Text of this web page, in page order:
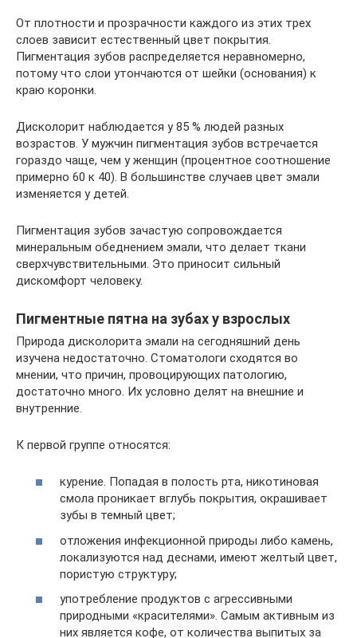
От плотности и прозрачности каждого из этих трех
слоев зависит естественный цвет покрытия.
Пигментация зубов распределяется неравномерно,
потому что слои утончаются от шейки (основания) к
краю коронки.
Дисколорит наблюдается у 85 % людей разных
возрастов. У мужчин пигментация зубов встречается
гораздо чаще, чем у женщин (процентное соотношение
примерно 60 к 40). В большинстве случаев цвет эмали
изменяется у детей.
Пигментация зубов зачастую сопровождается
минеральным обеднением эмали, что делает ткани
сверхчувствительными. Это приносит сильный
дискомфорт человеку.
Пигментные пятна на зубах у взрослых
Природа дисколорита эмали на сегодняшний день
изучена недостаточно. Стоматологи сходятся во
мнении, что причин, провоцирующих патологию,
достаточно много. Их условно делят на внешние и
внутренние.
К первой группе относятся:
курение. Попадая в полость рта, никотиновая
смола проникает вглубь покрытия, окрашивает
зубы в темный цвет;
отложения инфекционной природы либо камень,
локализуются над деснами, имеют желтый цвет,
пористую структуру;
употребление продуктов с агрессивными
природными «красителями». Самым активным из
них является кофе, от количества выпитых за